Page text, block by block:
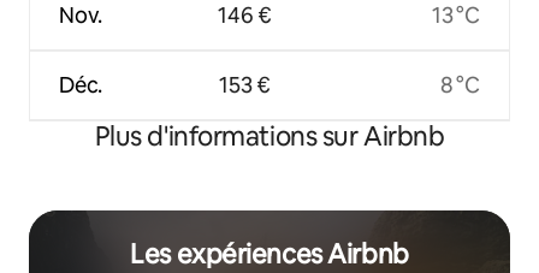
Nov.
Déc.
146 €
153 €
13 °C
8 °C
Plus d'informations sur Airbnb
Les expériences Airbnb